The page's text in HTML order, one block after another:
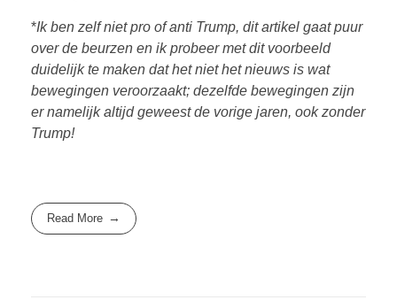
*Ik ben zelf niet pro of anti Trump, dit artikel gaat puur
over de beurzen en ik probeer met dit voorbeeld
duidelijk te maken dat het niet het nieuws is wat
bewegingen veroorzaakt; dezelfde bewegingen zijn
er namelijk altijd geweest de vorige jaren, ook zonder
Trump!
Read More